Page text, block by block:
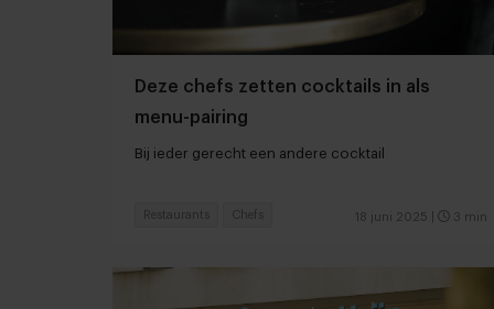
Deze chefs zetten cocktails in als
menu-pairing
Bij ieder gerecht een andere cocktail
18 juni 2025 3 min
Restaurants Chefs